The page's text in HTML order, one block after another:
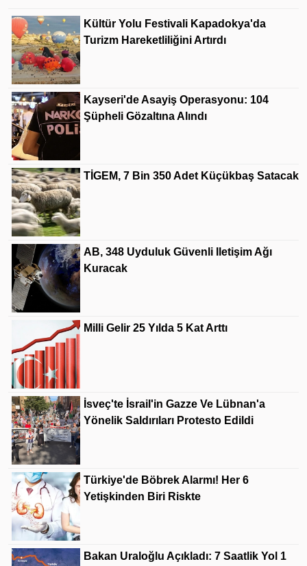
Kültür Yolu Festivali Kapadokya'da
Turizm Hareketliliğini Artırdı
Kayseri'de Asayiş Operasyonu: 104
Şüpheli Gözaltına Alındı
TİGEM, 7 Bin 350 Adet Küçükbaş Satacak
AB, 348 Uyduluk Güvenli Iletişim Ağı
Kuracak
Milli Gelir 25 Yılda 5 Kat Arttı
İsveç'te İsrail'in Gazze Ve Lübnan'a
Yönelik Saldırıları Protesto Edildi
Türkiye'de Böbrek Alarmı! Her 6
Yetişkinden Biri Riskte
Bakan Uraloğlu Açıkladı: 7 Saatlik Yol 1